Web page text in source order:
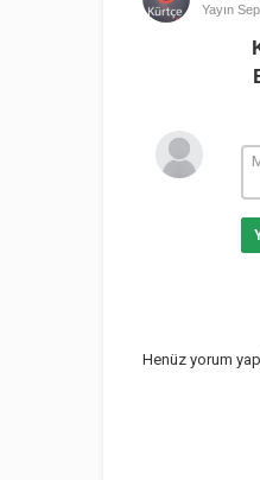
Yayın
Henüz yorum